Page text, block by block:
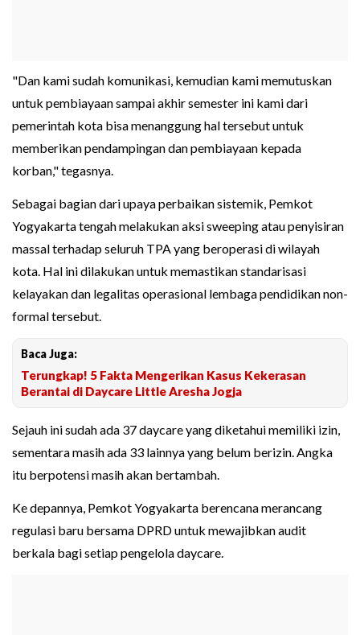
"Dan kami sudah komunikasi, kemudian kami memutuskan
untuk pembiayaan sampai akhir semester ini kami dari
pemerintah kota bisa menanggung hal tersebut untuk
memberikan pendampingan dan pembiayaan kepada
korban," tegasnya.
Sebagai bagian dari upaya perbaikan sistemik, Pemkot
Yogyakarta tengah melakukan aksi sweeping atau penyisiran
massal terhadap seluruh TPA yang beroperasi di wilayah
kota. Hal ini dilakukan untuk memastikan standarisasi
kelayakan dan legalitas operasional lembaga pendidikan non-
formal tersebut.
Baca Juga:
Terungkap! 5 Fakta Mengerikan Kasus Kekerasan
Berantai di Daycare Little Aresha Jogja
Sejauh ini sudah ada 37 daycare yang diketahui memiliki izin,
sementara masih ada 33 lainnya yang belum berizin. Angka
itu berpotensi masih akan bertambah.
Ke depannya, Pemkot Yogyakarta berencana merancang
regulasi baru bersama DPRD untuk mewajibkan audit
berkala bagi setiap pengelola daycare.